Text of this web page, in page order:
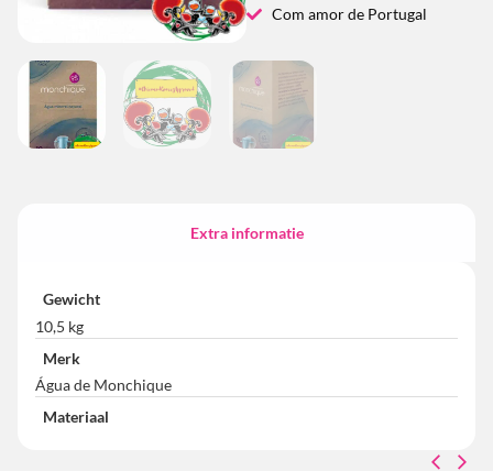
Com amor de Portugal
Extra informatie
Gewicht
10,5 kg
Merk
Água de Monchique
Materiaal